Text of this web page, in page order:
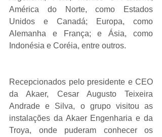
América do Norte, como Estados
Unidos e Canadá; Europa, como
Alemanha e França; e Ásia, como
Indonésia e Coréia, entre outros.
Recepcionados pelo presidente e CEO
da Akaer, Cesar Augusto Teixeira
Andrade e Silva, o grupo visitou as
instalações da Akaer Engenharia e da
Troya, onde puderam conhecer os